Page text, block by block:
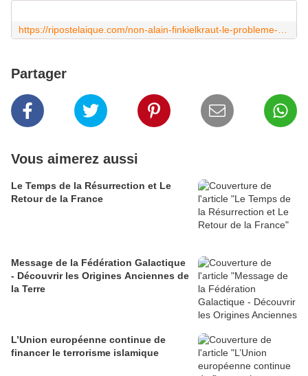
Partager
Vous aimerez aussi
Le Temps de la Résurrection et Le
Retour de la France
Message de la Fédération Galactique
- Découvrir les Origines Anciennes de
la Terre
L’Union européenne continue de
financer le terrorisme islamique